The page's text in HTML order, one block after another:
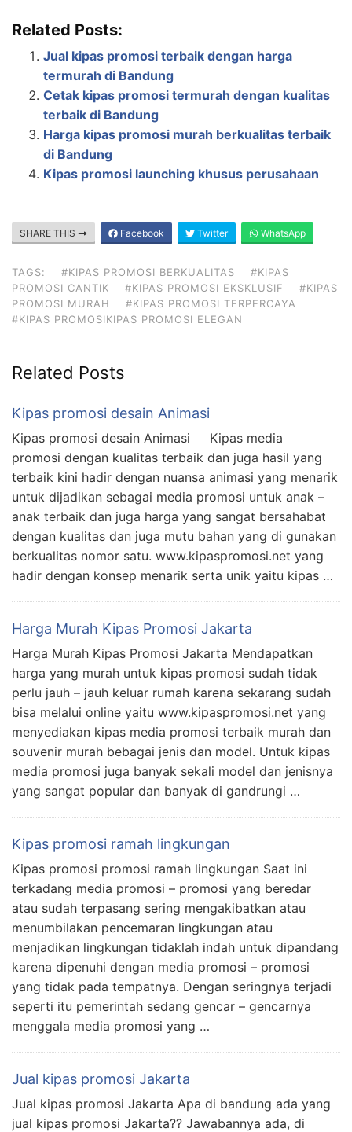
Related Posts:
Jual kipas promosi terbaik dengan harga
termurah di Bandung
Cetak kipas promosi termurah dengan kualitas
terbaik di Bandung
Harga kipas promosi murah berkualitas terbaik
di Bandung
Kipas promosi launching khusus perusahaan
SHARE THIS Facebook Twitter WhatsApp
TAGS: #KIPAS PROMOSI BERKUALITAS
#KIPAS
PROMOSI CANTIK
#KIPAS PROMOSI EKSKLUSIF
#KIPAS
PROMOSI MURAH
#KIPAS PROMOSI TERPERCAYA
#KIPAS PROMOSIKIPAS PROMOSI ELEGAN
Related Posts
Kipas promosi desain Animasi
Kipas promosi desain Animasi Kipas media
promosi dengan kualitas terbaik dan juga hasil yang
terbaik kini hadir dengan nuansa animasi yang menarik
untuk dijadikan sebagai media promosi untuk anak –
anak terbaik dan juga harga yang sangat bersahabat
dengan kualitas dan juga mutu bahan yang di gunakan
berkualitas nomor satu. www.kipaspromosi.net yang
hadir dengan konsep menarik serta unik yaitu kipas …
Harga Murah Kipas Promosi Jakarta
Harga Murah Kipas Promosi Jakarta Mendapatkan
harga yang murah untuk kipas promosi sudah tidak
perlu jauh – jauh keluar rumah karena sekarang sudah
bisa melalui online yaitu www.kipaspromosi.net yang
menyediakan kipas media promosi terbaik murah dan
souvenir murah bebagai jenis dan model. Untuk kipas
media promosi juga banyak sekali model dan jenisnya
yang sangat popular dan banyak di gandrungi …
Kipas promosi ramah lingkungan
Kipas promosi promosi ramah lingkungan Saat ini
terkadang media promosi – promosi yang beredar
atau sudah terpasang sering mengakibatkan atau
menumbilakan pencemaran lingkungan atau
menjadikan lingkungan tidaklah indah untuk dipandang
karena dipenuhi dengan media promosi – promosi
yang tidak pada tempatnya. Dengan seringnya terjadi
seperti itu pemerintah sedang gencar – gencarnya
menggala media promosi yang …
Jual kipas promosi Jakarta
Jual kipas promosi Jakarta Apa di bandung ada yang
jual kipas promosi Jakarta?? Jawabannya ada, di